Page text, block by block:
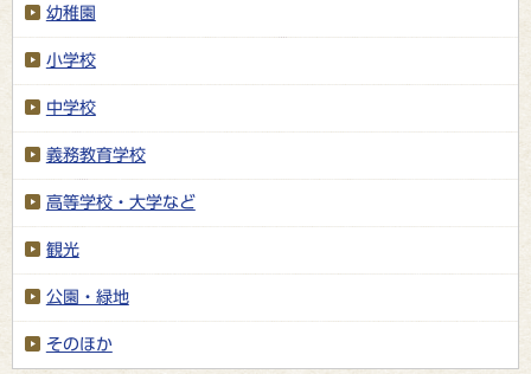
幼稚園
小学校
中学校
義務教育学校
高等学校・大学など
観光
公園・緑地
そのほか